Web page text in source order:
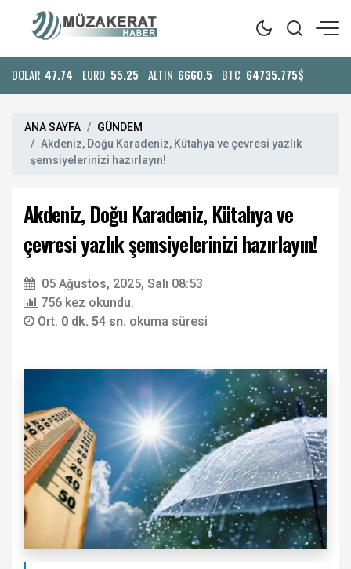
DOLAR 47.74 EURO 55.25 ALTIN 6660.5 BTC 64735.775$
ANA SAYFA
GÜNDEM
Akdeniz, Doğu Karadeniz, Kütahya ve çevresi yazlık
şemsiyelerinizi hazırlayın!
Akdeniz, Doğu Karadeniz, Kütahya ve
çevresi yazlık şemsiyelerinizi hazırlayın!
05 Ağustos, 2025, Salı 08:53
756 kez okundu.
Ort. 0 dk. 54 sn. okuma süresi